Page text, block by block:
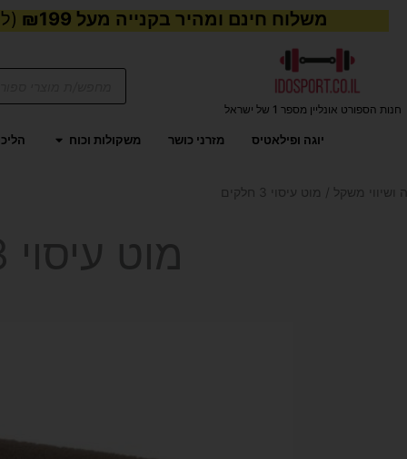
משלוח חינם ומהיר בקנייה מעל ₪199
חנות הספורט אונליין מספר 1 של ישראל
Products
יוגה ופילאטיס מזרני כושר משקולות וכוח פתח
ושיווי משקל / מוט עיסוי 3 חלקים
מוט עיסוי 3 חלקים